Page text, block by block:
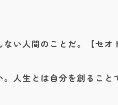
い人間のことだ。【セオ
人生とは自分を創ること